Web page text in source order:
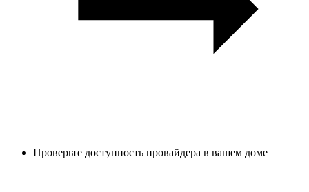
Проверьте доступность провайдера в вашем доме